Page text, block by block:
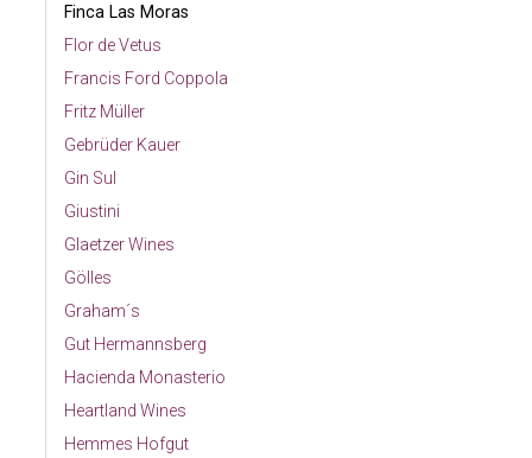
Finca Las Moras
Flor de Vetus
Francis Ford Coppola
Fritz Müller
Gebrüder Kauer
Gin Sul
Giustini
Glaetzer Wines
Gölles
Graham´s
Gut Hermannsberg
Hacienda Monasterio
Heartland Wines
Hemmes Hofgut